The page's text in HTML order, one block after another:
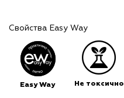
Свойства Easy Way
Easy Way Не токсично